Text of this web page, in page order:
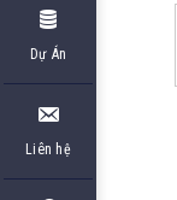
Dự Án
Liên hệ